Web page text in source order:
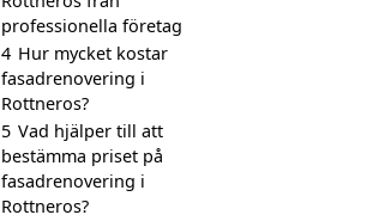
professionella företag
4 Hur mycket kostar
fasadrenovering i
Rottneros?
5 Vad hjälper till att
bestämma priset på
fasadrenovering i
Rottneros?